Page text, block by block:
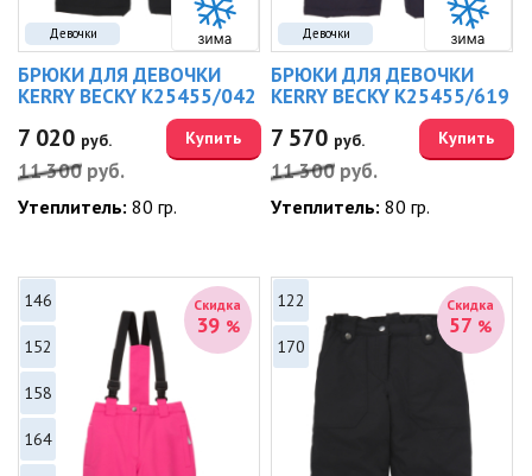
Девочки
БРЮКИ ДЛЯ ДЕВОЧКИ
KERRY BECKY K25455/042
7 020 руб.
11 300 руб.
Купить
Утеплитель:80 гр.
Девочки
БРЮКИ ДЛЯ ДЕВОЧКИ
KERRY BECKY K25455/619
7 570 руб.
11 300 руб.
Купить
Утеплитель:80 гр.
Скидка
39 %
146
152
158
164
Скидка
57 %
122
170